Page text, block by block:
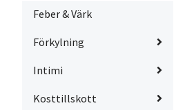
Feber & Värk
Förkylning
Intimi
Kosttillskott